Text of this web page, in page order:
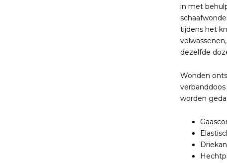
in met
tijdens het
dezelfde
Wonden
worden